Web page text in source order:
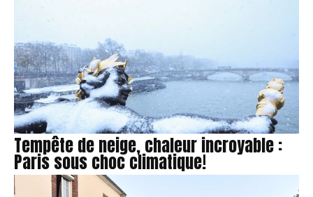
Tempête de neige, chaleur incroyable :
Paris sous choc climatique!